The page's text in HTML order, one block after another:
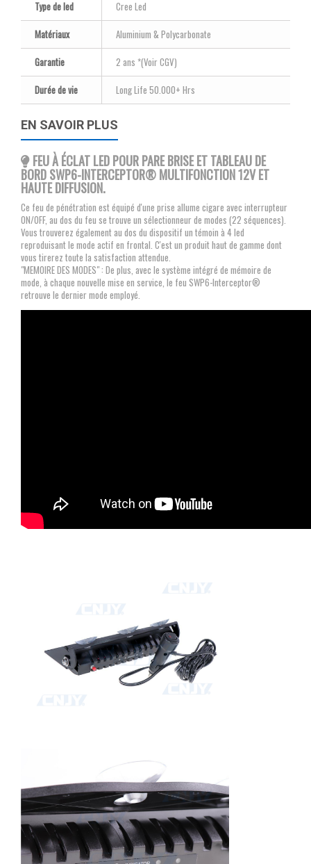
Type de led
Cree Led
Matériaux
Aluminium & Polycarbonate
Garantie
2 ans *(Voir CGV)
Durée de vie
Long Life 50.000+ Hrs
EN SAVOIR PLUS
FEU À ÉCLAT LED POUR PARE BRISE ET TABLEAU DE
BORD SWP6-INTERCEPTOR® MULTIFONCTION 12V ET
HAUTE DIFFUSION.
Ce feu de pénétration est équipé d'une prise allume cigare avec interrupteur
ON/OFF, au dos du feu se trouve un sélectionneur de modes (22 séquences).
Vous trouverez également au dos du dispositif un témoin à 4 led
reproduisant le mode actif en frontal. C'est un produit haut de gamme dont
vous tirerez toute la satisfaction attendue.
"MEMOIRE DES MODES" : De plus, avec le système intégré de mémoire de
mode, à chaque nouvelle mise en service, le feu SWP6-Interceptor®
retrouve le dernier mode employé.